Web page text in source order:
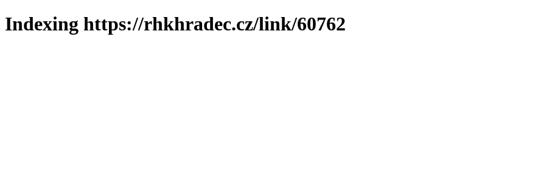
Indexing https://rhkhradec.cz/link/60762